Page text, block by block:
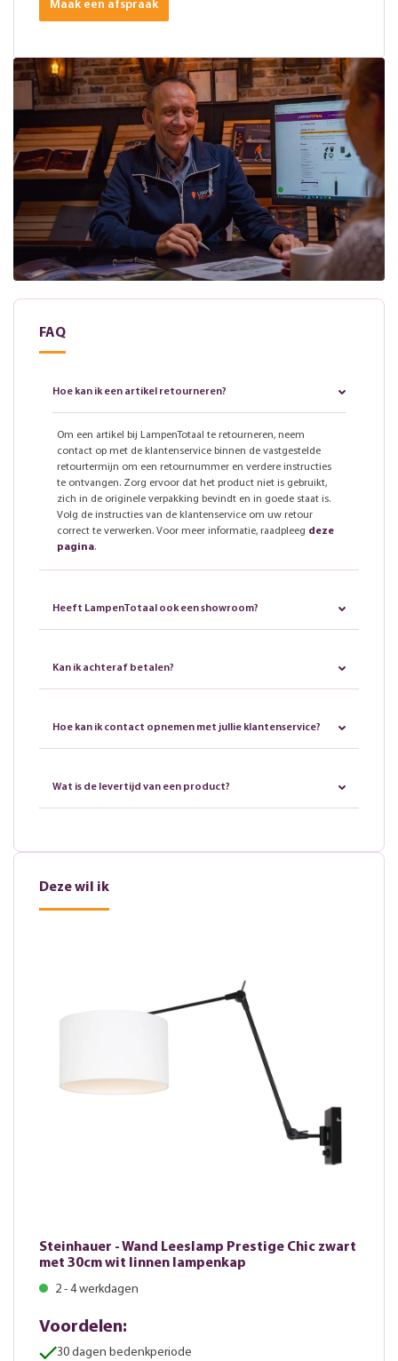
Maak een afspraak
FAQ
Hoe kan ik een artikel retourneren?
Om een artikel bij LampenTotaal te retourneren, neem
contact op met de klantenservice binnen de vastgestelde
retourtermijn om een retournummer en verdere instructies
te ontvangen. Zorg ervoor dat het product niet is gebruikt,
zich in de originele verpakking bevindt en in goede staat is.
Volg de instructies van de klantenservice om uw retour
correct te verwerken. Voor meer informatie, raadpleeg deze
pagina.
Heeft LampenTotaal ook een showroom?
Kan ik achteraf betalen?
Hoe kan ik contact opnemen met jullie klantenservice?
Wat is de levertijd van een product?
Deze wil ik
Steinhauer - Wand Leeslamp Prestige Chic zwart
met 30cm wit linnen lampenkap
2 - 4 werkdagen
Voordelen:
30 dagen bedenkperiode